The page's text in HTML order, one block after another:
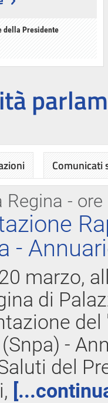
della Presidente
Regina - ore
-
marzo,
di
-
del
Comunicati